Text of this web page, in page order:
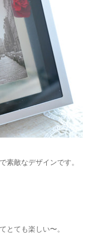
素敵なデザインです。
とても楽しい〜。